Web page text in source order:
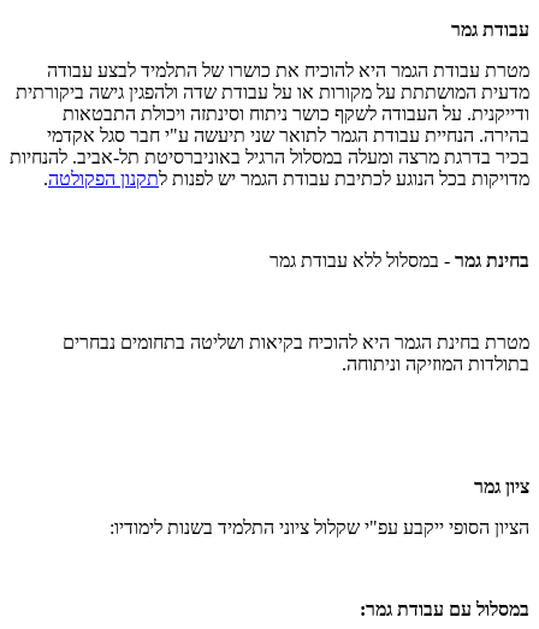
עבודת גמר
מטרת עבודת הגמר היא להוכיח את כושרו של התלמיד לבצע עבודה
מדעית המושתתת על מקורות או על עבודת שדה ולהפגין גישה ביקורתית
ודייקנית. על העבודה לשקף כושר ניתוח וסינתזה ויכולת התבטאות
בהירה. הנחיית עבודת הגמר לתואר שני תיעשה ע"י חבר סגל אקדמי
בכיר בדרגת מרצה ומעלה במסלול הרגיל באוניברסיטת תל-אביב. להנחיות
מדויקות בכל הנוגע לכתיבת עבודת הגמר יש לפנות לתקנון הפקולטה.
בחינת גמר - במסלול ללא עבודת גמר
מטרת בחינת הגמר היא להוכיח בקיאות ושליטה בתחומים נבחרים
בתולדות המוזיקה וניתוחה.
ציון גמר
הציון הסופי ייקבע עפ"י שקלול ציוני התלמיד בשנות לימודיו:
במסלול עם עבודת גמר: